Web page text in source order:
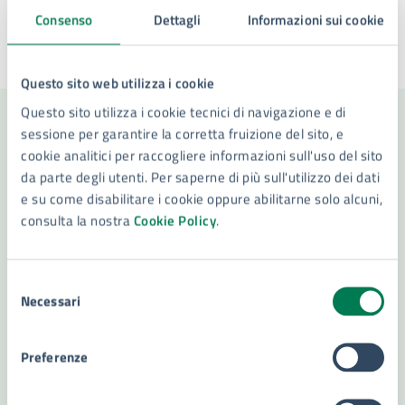
Consenso Dettagli Informazioni sui cookie
Questo sito web utilizza i cookie
Questo sito utilizza i cookie tecnici di navigazione e di
sessione per garantire la corretta fruizione del sito, e
cookie analitici per raccogliere informazioni sull'uso del sito
da parte degli utenti. Per saperne di più sull'utilizzo dei dati
e su come disabilitare i cookie oppure abilitarne solo alcuni,
consulta la nostraCookie Policy.
delNecessari
Preferenze
Contenuti correlati
Servizi
Iscrizione anagrafica Stranieri Comunitari
matricola